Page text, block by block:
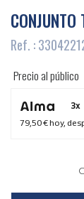
Ref. :
Precio al público
3x
79,50 €hoy,